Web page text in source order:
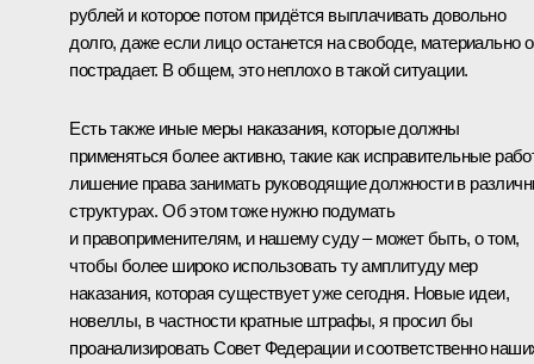
рублей и которое потом придётся выплачивать довольно
долго, даже если лицо останется на свободе, материально
пострадает. В общем, это неплохо в такой ситуации.
Есть также иные меры наказания, которые должны
применяться более активно, такие как исправительные
лишение права занимать руководящие должности в
структурах. Об этом тоже нужно подумать
и правоприменителям, и нашему суду – может быть, о том,
чтобы более широко использовать ту амплитуду мер
наказания, которая существует уже сегодня. Новые идеи,
новеллы, в частности кратные штрафы, я просил бы
проанализировать Совет Федерации и соответственно